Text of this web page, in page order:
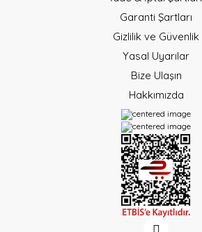
Garanti Şartları
Gizlilik ve Güvenlik
Yasal Uyarılar
Bize Ulaşın
Hakkımızda